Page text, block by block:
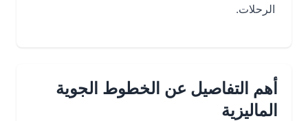
الرحلات.
أهم التفاصيل عن الخطوط الجوية
الماليزية